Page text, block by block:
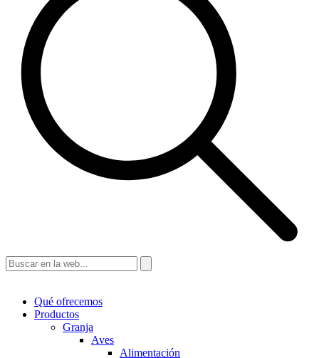
Qué ofrecemos
Productos
Granja
Aves
Alimentación